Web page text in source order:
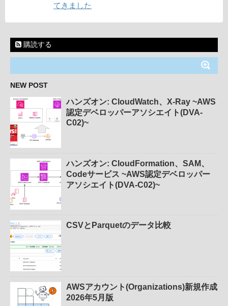
てきました
購読する
NEW POST
ハンズオン: CloudWatch、X-Ray ~AWS
認定デベロッパーアソシエイト(DVA-
C02)~
ハンズオン: CloudFormation、SAM、
Codeサービス ~AWS認定デベロッパー
アソシエイト(DVA-C02)~
CSVとParquetのデータ比較
AWSアカウント(Organizations)新規作成
2026年5月版